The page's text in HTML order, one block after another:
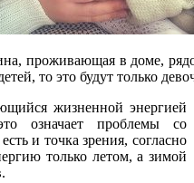
проживающая в доме,
то это будут только
жизненной энергией
означает проблемы со
и точка зрения, согласно
только летом, а зимой